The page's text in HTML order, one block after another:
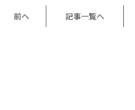
前へ 記事一覧へ